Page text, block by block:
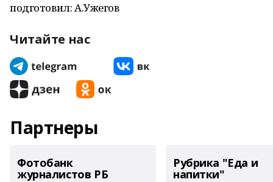
подготовил: А.Ужегов
Читайте нас
Партнеры
Фотобанк
журналистов РБ
Рубрика "Еда и
напитки"